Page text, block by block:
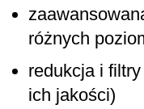
różnych
redukcja i
ich jakości)